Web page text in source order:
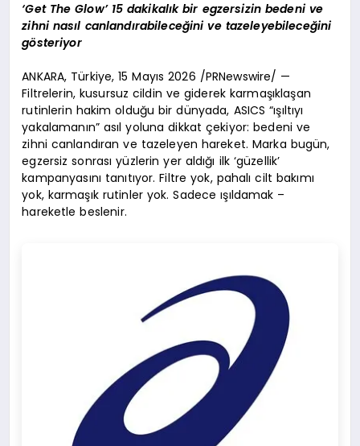
‘Get The Glow’ 15 dakikalık bir egzersizin bedeni ve
zihni nasıl canlandırabileceğini ve tazeleyebileceğini
gösteriyor
ANKARA, Türkiye, 15 Mayıs 2026 /PRNewswire/ —
Filtrelerin, kusursuz cildin ve giderek karmaşıklaşan
rutinlerin hakim olduğu bir dünyada, ASICS “ışıltıyı
yakalamanın” asıl yoluna dikkat çekiyor: bedeni ve
zihni canlandıran ve tazeleyen hareket. Marka bugün,
egzersiz sonrası yüzlerin yer aldığı ilk ‘güzellik’
kampanyasını tanıtıyor. Filtre yok, pahalı cilt bakımı
yok, karmaşık rutinler yok. Sadece ışıldamak –
hareketle beslenir.